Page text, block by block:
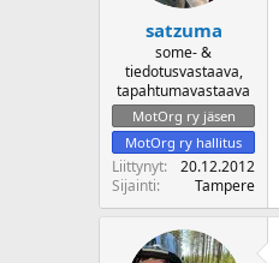
satzuma
some- &
tiedotusvastaava,
tapahtumavastaava
MotOrg ry jäsen
MotOrg ry hallitus
Liittynyt
20.12.2012
Sijainti
Tampere